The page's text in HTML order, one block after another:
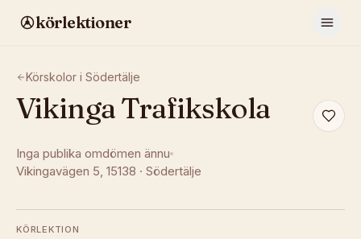
körlektioner
Körskolor i Södertälje
Vikinga Trafikskola
Inga publika omdömen ännu
Vikingavägen 5, 15138 · Södertälje
KÖRLEKTION